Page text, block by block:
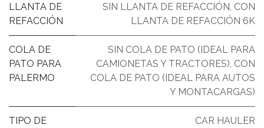
LLANTA DE
REFACCIÓN
SIN LLANTA DE REFACCIÓN, CON
LLANTA DE REFACCIÓN 6K
COLA DE
PATO PARA
PALERMO
SIN COLA DE PATO (IDEAL PARA
CAMIONETAS Y TRACTORES), CON
COLA DE PATO (IDEAL PARA AUTOS
Y MONTACARGAS)
TIPO DE
CAR HAULER